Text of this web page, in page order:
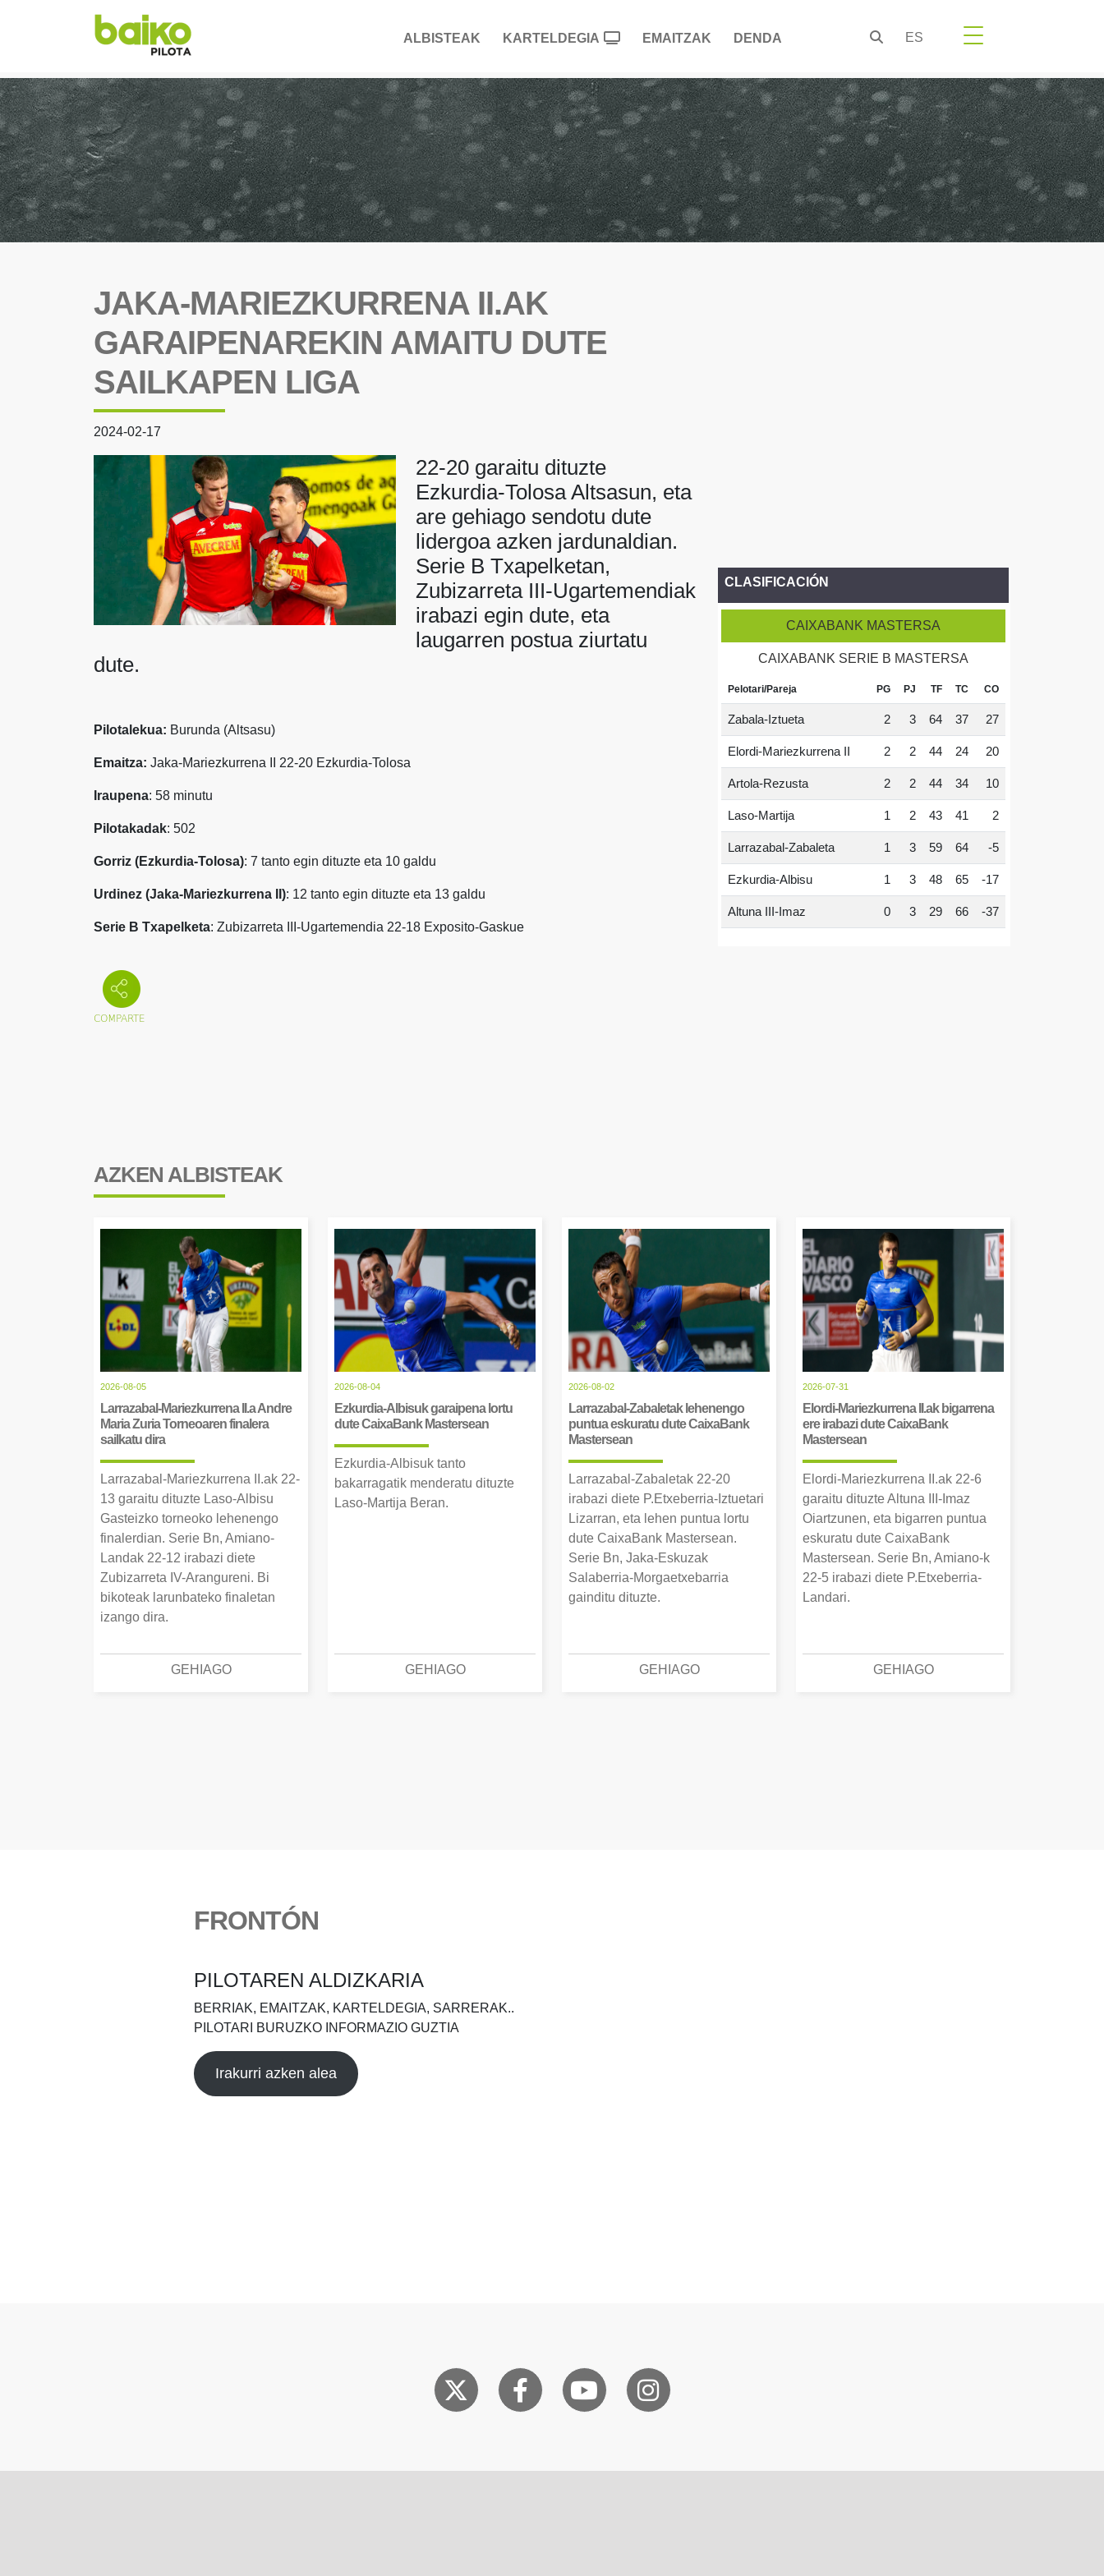
ALBISTEAK KARTELDEGIA EMAITZAK DENDA ES
JAKA-MARIEZKURRENA II.AK
GARAIPENAREKIN AMAITU DUTE
SAILKAPEN LIGA
2024-02-17
22-20 garaitu dituzte
Ezkurdia-Tolosa Altsasun, eta
are gehiago sendotu dute
lidergoa azken jardunaldian.
Serie B Txapelketan,
Zubizarreta III-Ugartemendiak
irabazi egin dute, eta
laugarren postua ziurtatu
dute.
Pilotalekua: Burunda (Altsasu)
Emaitza: Jaka-Mariezkurrena II 22-20 Ezkurdia-Tolosa
Iraupena: 58 minutu
Pilotakadak: 502
Gorriz (Ezkurdia-Tolosa): 7 tanto egin dituzte eta 10 galdu
Urdinez (Jaka-Mariezkurrena II): 12 tanto egin dituzte eta 13 galdu
Serie B Txapelketa: Zubizarreta III-Ugartemendia 22-18 Exposito-Gaskue
CLASIFICACIÓN
CAIXABANK MASTERSA
CAIXABANK SERIE B MASTERSA
Pelotari/Pareja PG PJ TF TC CO
Zabala-Iztueta 2 3 64 37 27
Elordi-Mariezkurrena II 2 2 44 24 20
Artola-Rezusta 2 2 44 34 10
Laso-Martija 1 2 43 41 2
Larrazabal-Zabaleta 1 3 59 64 -5
Ezkurdia-Albisu 1 3 48 65 -17
Altuna III-Imaz 0 3 29 66 -37
AZKEN ALBISTEAK
2026-08-05
Larrazabal-Mariezkurrena II.a Andre
Maria Zuria Torneoaren finalera
sailkatu dira
Larrazabal-Mariezkurrena II.ak 22-
13 garaitu dituzte Laso-Albisu
Gasteizko torneoko lehenengo
finalerdian. Serie Bn, Amiano-
Landak 22-12 irabazi diete
Zubizarreta IV-Arangureni. Bi
bikoteak larunbateko finaletan
izango dira.
GEHIAGO
2026-08-04
Ezkurdia-Albisuk garaipena lortu
dute CaixaBank Mastersean
Ezkurdia-Albisuk tanto
bakarragatik menderatu dituzte
Laso-Martija Beran.
GEHIAGO
2026-08-02
Larrazabal-Zabaletak lehenengo
puntua eskuratu dute CaixaBank
Mastersean
Larrazabal-Zabaletak 22-20
irabazi diete P.Etxeberria-Iztuetari
Lizarran, eta lehen puntua lortu
dute CaixaBank Mastersean.
Serie Bn, Jaka-Eskuzak
Salaberria-Morgaetxebarria
gainditu dituzte.
GEHIAGO
2026-07-31
Elordi-Mariezkurrena II.ak bigarrena
ere irabazi dute CaixaBank
Mastersean
Elordi-Mariezkurrena II.ak 22-6
garaitu dituzte Altuna III-Imaz
Oiartzunen, eta bigarren puntua
eskuratu dute CaixaBank
Mastersean. Serie Bn, Amiano-k
22-5 irabazi diete P.Etxeberria-
Landari.
GEHIAGO
FRONTÓN
PILOTAREN ALDIZKARIA
BERRIAK, EMAITZAK, KARTELDEGIA, SARRERAK..
PILOTARI BURUZKO INFORMAZIO GUZTIA
Irakurri azken alea